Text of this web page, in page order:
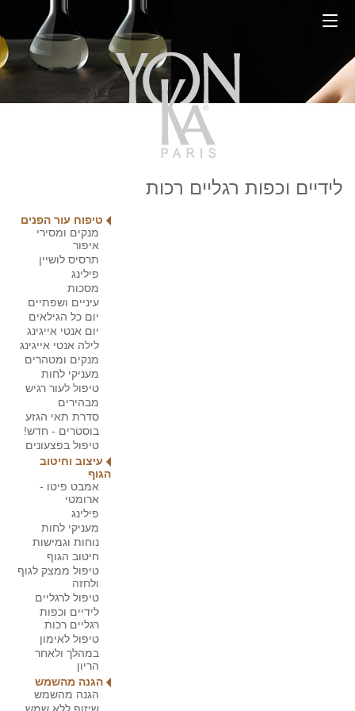
לידיים וכפות רגליים רכות
טיפוח עור הפנים
מנקים ומסירי
איפור
תרסיס לושיין
פילינג
מסכות
עיניים ושפתיים
יום כל הגילאים
יום אנטי אייגינג
לילה אנטי אייגינג
מנקים ומטהרים
מעניקי לחות
טיפול לעור רגיש
מבהירים
סדרת תאי הגזע
בוסטרים - חדש!
טיפול בפצעונים
עיצוב וחיטוב
הגוף
אמבט פיטו -
ארומטי
פילינג
מעניקי לחות
נוחות וגמישות
חיטוב הגוף
טיפול ממצק לגוף
ולחזה
טיפול לרגליים
לידיים וכפות
רגליים רכות
טיפול לאימון
במהלך ולאחר
הריון
הגנה מהשמש
הגנה מהשמש